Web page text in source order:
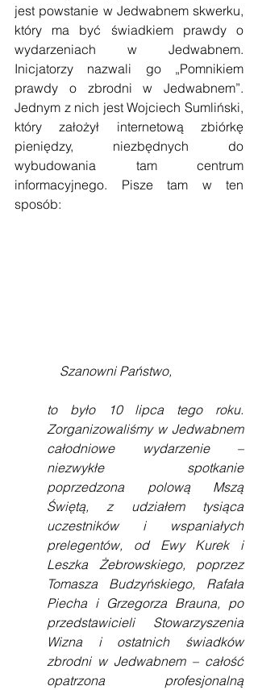
jest powstanie w Jedwabnem skwerku,
który ma być świadkiem prawdy o
wydarzeniach w Jedwabnem.
Inicjatorzy nazwali go „Pomnikiem
prawdy o zbrodni w Jedwabnem”.
Jednym z nich jest Wojciech Sumliński,
który założył internetową zbiórkę
pieniędzy, niezbędnych do
wybudowania tam centrum
informacyjnego. Pisze tam w ten
sposób:
Szanowni Państwo,
to było 10 lipca tego roku.
Zorganizowaliśmy w Jedwabnem
całodniowe wydarzenie –
niezwykłe spotkanie
poprzedzona polową Mszą
Świętą, z udziałem tysiąca
uczestników i wspaniałych
prelegentów, od Ewy Kurek i
Leszka Żebrowskiego, poprzez
Tomasza Budzyńskiego, Rafała
Piecha i Grzegorza Brauna, po
przedstawicieli Stowarzyszenia
Wizna i ostatnich świadków
zbrodni w Jedwabnem – całość
opatrzona profesjonalną